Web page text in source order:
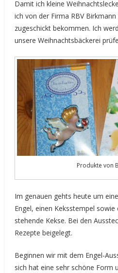
Damit ich kleine
ich von der Firma RBV
zugeschickt bekommen. Ich
unsere Weihnachtsbäckerei
Produkte von
Im genauen gehts heute um
Engel, einen Keksstempel
stehende Kekse. Bei den
Rezepte beigelegt.
Beginnen wir mit dem Engel-
sich hat eine sehr schöne Form